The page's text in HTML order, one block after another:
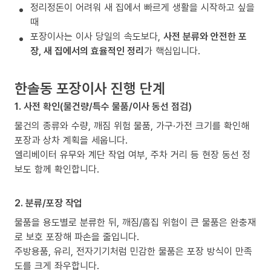
정리정돈이 어려워 새 집에서 빠르게 생활을 시작하고 싶을
때
포장이사는 이사 당일의 속도보다, 사전 분류와 안전한 포
장, 새 집에서의 효율적인 정리가 핵심입니다.
한솔동 포장이사 진행 단계
1. 사전 확인(물건량/특수 물품/이사 동선 점검)
물건의 종류와 수량, 깨짐 위험 물품, 가구·가전 크기를 확인해
포장과 상차 계획을 세웁니다.
엘리베이터 유무와 계단 작업 여부, 주차 거리 등 현장 동선 정
보도 함께 확인합니다.
2. 분류/포장 작업
물품을 용도별로 분류한 뒤, 깨짐/흠집 위험이 큰 물품은 완충재
로 보호 포장해 파손을 줄입니다.
주방용품, 유리, 전자기기처럼 민감한 물품은 포장 방식이 만족
도를 크게 좌우합니다.